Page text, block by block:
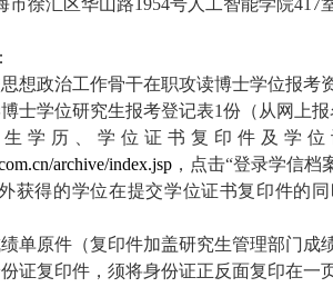
市徐汇区华山路1954号人工智能学院417
想政治工作骨干在职攻读博士学位报考
士学位研究生报考登记表1份（从网上
学历、学位证书复印件及学
archive/index.jsp ，点击“登录学信
获得的学位在提交学位证书复印件的
单原件（复印件加盖研究生管理部门成
证复印件，须将身份证正反面复印在一